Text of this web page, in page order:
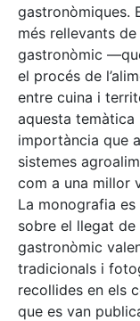
gastronòmiques.
més rellevants
gastronòmic
el procés de
entre cuina i
aquesta temàtica
importància que
sistemes
com a una millor
La monografia
sobre el llegat
gastronòmic
tradicionals i
recollides en els
que es van